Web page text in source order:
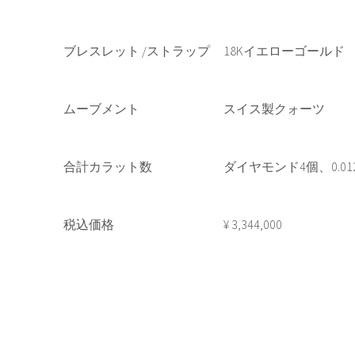
ブレスレット /ストラップ 18Kイエローゴールド
ムーブメント スイス製クォーツ
合計カラット数 ダイヤモンド4個、
税込価格 ¥ 3,344,000